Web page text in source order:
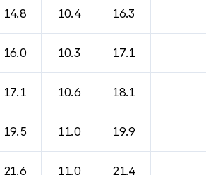
14.8 10.4 16.3
16.0 10.3 17.1
17.1 10.6 18.1
19.5 11.0 19.9
21.6 11.0 21.4